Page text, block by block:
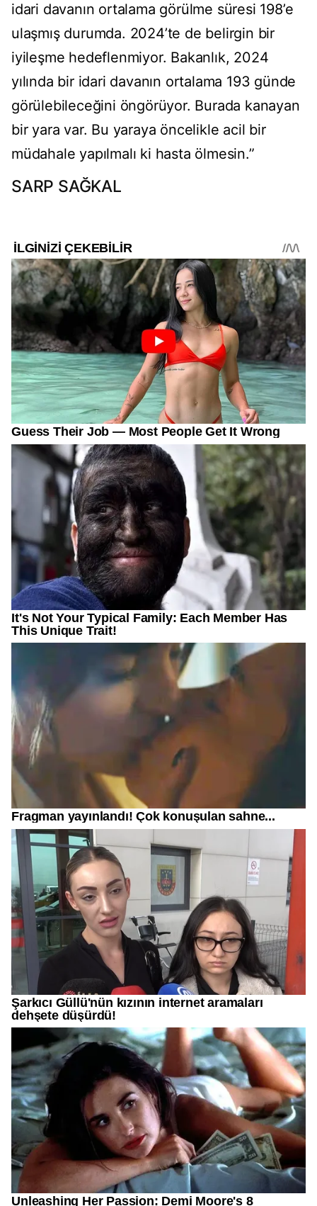
idari davanın ortalama görülme süresi 198’e
ulaşmış durumda. 2024’te de belirgin bir
iyileşme hedeflenmiyor. Bakanlık, 2024
yılında bir idari davanın ortalama 193 günde
görülebileceğini öngörüyor. Burada kanayan
bir yara var. Bu yaraya öncelikle acil bir
müdahale yapılmalı ki hasta ölmesin.”
SARP SAĞKAL